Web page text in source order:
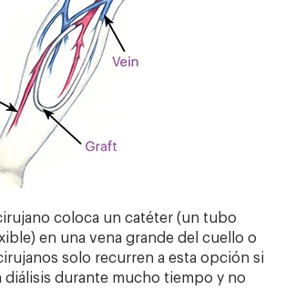
coloca un catéter (un tubo
en una vena grande del cuello o
solo recurren a esta opción si
diálisis durante mucho tiempo y no